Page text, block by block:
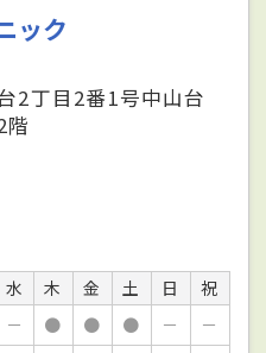
ック
2丁目2番1号中山台
階
水 木 金 土 日
祝
－ ● ● ● －
－